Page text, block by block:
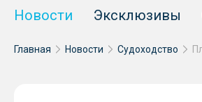
Новости Эксклюзивы
Главная Новости Судоходство